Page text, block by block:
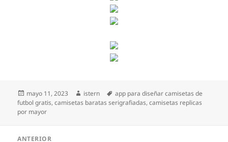
Publicado
el
mayo 11, 2023 Autor
istern Etiquetas
app para diseñar camisetas de
futbol gratis,camisetas baratas serigrafiadas,camisetas replicas
por mayor
ANTERIOR